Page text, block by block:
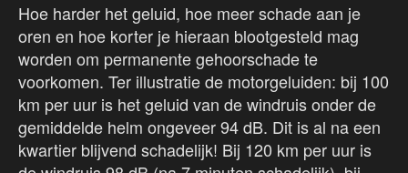
Hoe harder het geluid, hoe meer schade aan je
oren en hoe korter je hieraan blootgesteld mag
worden om permanente gehoorschade te
voorkomen. Ter illustratie de motorgeluiden: bij 100
km per uur is het geluid van de windruis onder de
gemiddelde helm ongeveer 94 dB. Dit is al na een
kwartier blijvend schadelijk! Bij 120 km per uur is